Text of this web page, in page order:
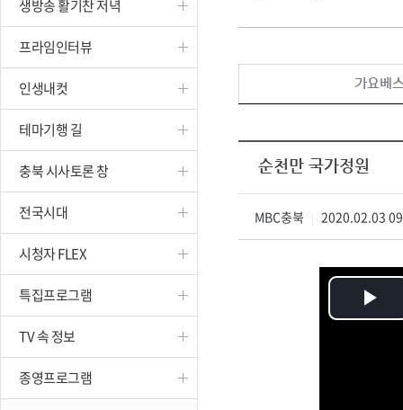
보은
옥천
시청자 FLEX
종영프로그램
생방송 활기찬 저녁
프라임인터뷰
인생내컷
테마기행 길
충북 시사토론 창
전국시대
시청자 FLEX
특집프로그램
TV 속 정보
종영프로그램
가요베
순천만 국가정원
MBC충북 2020.02.03